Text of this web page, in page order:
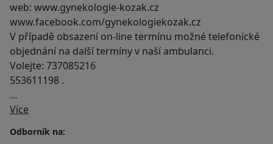
web: www.gynekologie-kozak.cz
www.facebook.com/gynekologiekozak.cz
V případě obsazení on-line termínu možné telefonické
objednání na další termíny v naší ambulanci.
Volejte: 737085216
553611198 .
Naše ambulance nabízí komplexní péči o ženu s
důrazem na individuální přístup a dostatečný časový
prostor pro vyšetření v přijemném moderním
Více
Odborník na: